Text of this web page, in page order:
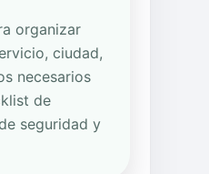
organizar
ciudad,
necesarios
de
seguridad y